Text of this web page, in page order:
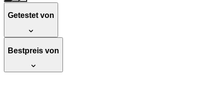
Getestet von
Bestpreis von